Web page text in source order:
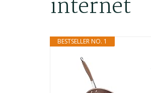
internet
BESTSELLER NO. 1